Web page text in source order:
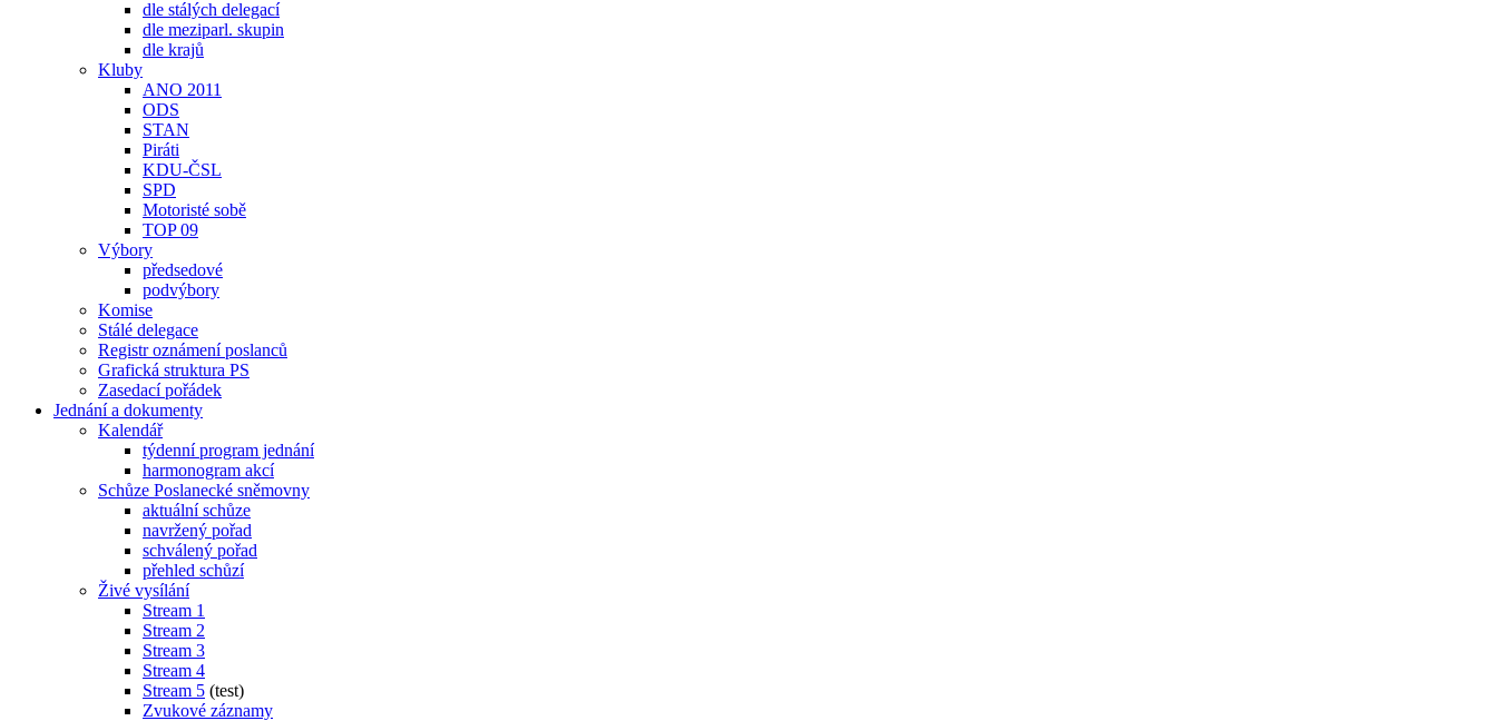
dle stálých delegací
dle meziparl. skupin
dle krajů
Kluby
ANO 2011
ODS
STAN
Piráti
KDU-ČSL
SPD
Motoristé sobě
TOP 09
Výbory
předsedové
podvýbory
Komise
Stálé delegace
Registr oznámení poslanců
Grafická struktura PS
Zasedací pořádek
Jednání a dokumenty
Kalendář
týdenní program jednání
harmonogram akcí
Schůze Poslanecké sněmovny
aktuální schůze
navržený pořad
schválený pořad
přehled schůzí
Živé vysílání
Stream 1
Stream 2
Stream 3
Stream 4
Stream 5 (test)
Zvukové záznamy